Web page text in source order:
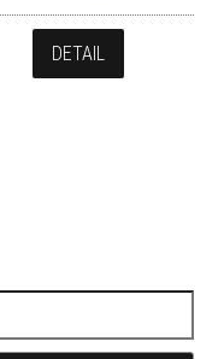
DETAIL